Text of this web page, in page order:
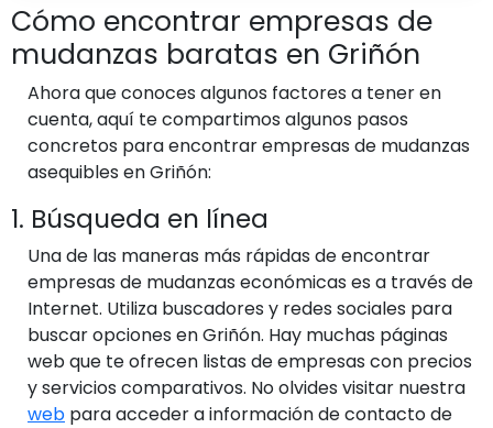
Cómo encontrar empresas de
mudanzas baratas en Griñón
Ahora que conoces algunos factores a tener en
cuenta, aquí te compartimos algunos pasos
concretos para encontrar empresas de mudanzas
asequibles en Griñón:
1. Búsqueda en línea
Una de las maneras más rápidas de encontrar
empresas de mudanzas económicas es a través de
Internet. Utiliza buscadores y redes sociales para
buscar opciones en Griñón. Hay muchas páginas
web que te ofrecen listas de empresas con precios
y servicios comparativos. No olvides visitar nuestra
web para acceder a información de contacto de